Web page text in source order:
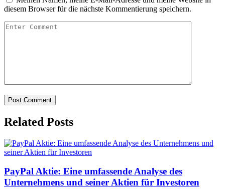
diesem Browser für die nächste Kommentierung speichern.
Related Posts
PayPal Aktie: Eine umfassende Analyse des
Unternehmens und seiner Aktien für Investoren